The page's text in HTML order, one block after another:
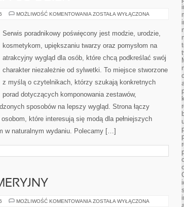
MOŻLIWOŚĆ KOMENTOWANIA MODA
CO
ZOSTAŁA WYŁĄCZONA
Serwis poradnikowy poświęcony jest modzie, urodzie,
kosmetykom, upiększaniu twarzy oraz pomysłom na
atrakcyjny wygląd dla osób, które chcą podkreślać swój
charakter niezależnie od sylwetki. To miejsce stworzone
z myślą o czytelnikach, którzy szukają konkretnych
porad dotyczących komponowania zestawów,
sposobów na lepszy wygląd. Strona łączy
które interesują się modą dla pełniejszych
w naturalnym wydaniu. Polecamy […]
MOŻLIWOŚĆ KOMENTOWANIA PORADNIK
ZOSTAŁA WYŁĄCZONA